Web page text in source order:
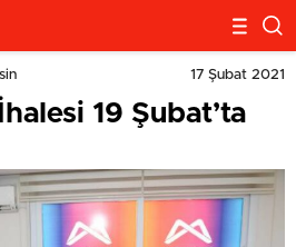
17 Şubat 2021
19 Şubat’ta